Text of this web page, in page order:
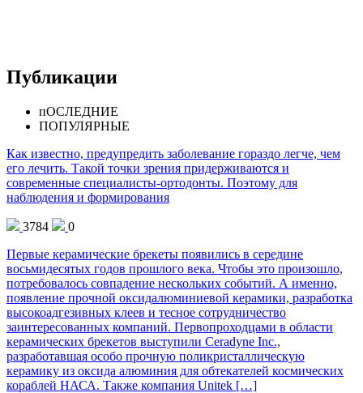
Публикации
пОСЛЕДНИЕ
ПОПУЛЯРНЫЕ
Как известно, предупредить заболевание гораздо легче, чем
его лечить. Такой точки зрения придерживаются и
современные специалисты-ортодонты. Поэтому для
наблюдения и формирования
3784
0
Первые керамические брекеты появились в середине
восьмидесятых годов прошлого века. Чтобы это произошло,
потребовалось совпадение нескольких событий. А именно,
появление прочной оксидалюминиевой керамики, разработка
высокоадгезивных клеев и тесное сотрудничество
заинтересованных компаний. Первопроходцами в области
керамических брекетов выступили Ceradyne Inc.,
разработавшая особо прочную поликристаллическую
керамику из оксида алюминия для обтекателей космических
кораблей НАСА. Также компания Unitek […]